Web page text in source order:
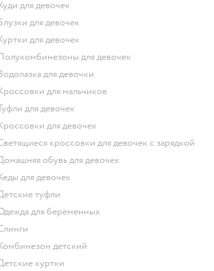
Худи для девочек
Блузки для девочек
Куртки для девочек
Полукомбинезоны для девочек
Водолазка для девочки
Кроссовки для мальчиков
Туфли для девочек
Кроссовки для девочек
Светящиеся кроссовки для девочек с зарядкой
Домашняя обувь для девочек
Кеды для девочек
Детские туфли
Одежда для беременных
Слинги
Комбинезон детский
Детские куртки